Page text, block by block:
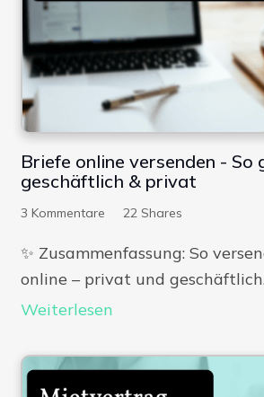
Briefe online versenden - So
geschäftlich & privat
3 Kommentare 22 Shares
✨​ Zusammenfassung: So
online – privat und geschäftlich.
Weiterlesen